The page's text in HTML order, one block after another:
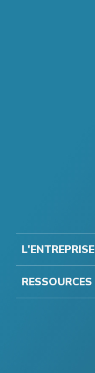
L'ENTREPRISE
RESSOURCES